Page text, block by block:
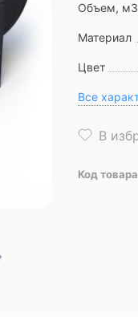
Объем, м3
Материал
Цвет
Все
Код